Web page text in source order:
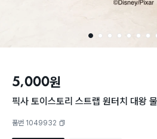
1 2 3 4 5 6 7
5,000원
픽사 토이스토리 스트랩 원터치 대왕
품번 1049932